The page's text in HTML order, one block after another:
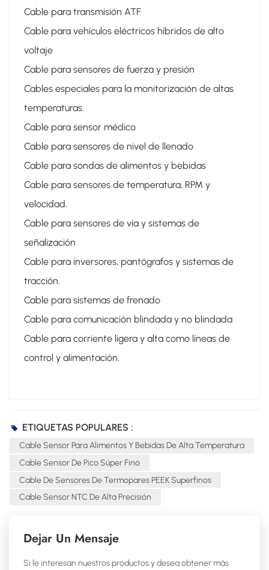
Cable para transmisión ATF
Cable para vehículos eléctricos híbridos de alto
voltaje
Cable para sensores de fuerza y ​​presión
Cables especiales para la monitorización de altas
temperaturas.
Cable para sensor médico
Cable para sensores de nivel de llenado
Cable para sondas de alimentos y bebidas
Cable para sensores de temperatura, RPM y
velocidad.
Cable para sensores de vía y sistemas de
señalización
Cable para inversores, pantógrafos y sistemas de
tracción.
Cable para sistemas de frenado
Cable para comunicación blindada y no blindada
Cable para corriente ligera y alta como líneas de
control y alimentación.
ETIQUETAS POPULARES :
Cable Sensor Para Alimentos Y Bebidas De Alta Temperatura
Cable Sensor De Pico Súper Fino
Cable De Sensores De Termopares PEEK Superfinos
Cable Sensor NTC De Alta Precisión
Dejar Un Mensaje
Si le interesan nuestros productos y desea obtener más